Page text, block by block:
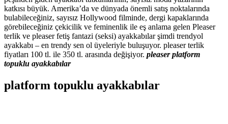
katkısı büyük. Amerika’da ve dünyada önemli satış noktalarında
bulabileceğiniz, sayısız Hollywood filminde, dergi kapaklarında
görebileceğiniz çekicilik ve feminenlik ile eş anlama gelen Pleaser
terlik ve pleaser fetiş fantazi (seksi) ayakkabılar şimdi trendyol
ayakkabı – en trendy sen ol üyeleriyle buluşuyor. pleaser terlik
fiyatları 100 tl. ile 350 tl. arasında değişiyor. pleaser platform
topuklu ayakkabılar
platform topuklu ayakkabılar